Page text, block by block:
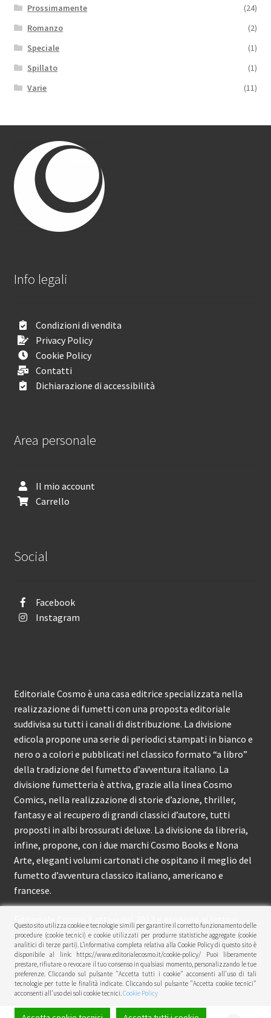
Prossimamente
(24)
Romanzo
(2)
Speciale
(1)
Spillato
(1)
Varie
(11)
Info legali
Condizioni di vendita
Privacy Policy
Cookie Policy
Contatti
Dichiarazione di accessibilità
Area personale
Il mio account
Carrello
Social
Facebook
Instagram
Editoriale Cosmo è una casa editrice specializzata nella
realizzazione di fumetti con una proposta editoriale
suddivisa su tutti i canali di distribuzione. La divisione
edicola propone una serie di periodici stampati in bianco e
nero o a colori e pubblicati nel classico formato “a libro”
della tradizione del fumetto d’avventura italiano. La
divisione fumetteria è attiva, grazie alla linea Cosmo
Comics, nella realizzazione di storie d’azione, thriller,
fantasy e al recupero di grandi classici d’autore, tutti
proposti in albi brossurati deluxe. La divisione da libreria,
infine, propone, con i due marchi Cosmo Books e Nona
Arte, eleganti volumi cartonati che ospitano il meglio del
fumetto d’avventura classico italiano, americano e
francese.
circa 150 pubblicazioni l’anno.
© Editoriale Cosmo 2026
Privacy Policy
Questo sito utilizza cookie e tecnologie simili per garantire il corretto funzionamento delle
procedure (cookie tecnici) e cookie utilizzati per produrre statistiche aggregate (cookie
analitici di terze parti). L’informativa completa relativa alla Cookie Policy di questo sito è
disponibile al link: https://www.editorialecosmo.it/cookie-policy/ Puoi liberamente
prestare, rifiutare o revocare il tuo consenso in qualsiasi momento, personalizzando le tue
preferenze. Cliccando sul pulsante "Accetta tutti i cookie" acconsenti all'uso di tali
tecnologie per tutte le finalità indicate. Cliccando sul pulsante "Accetta cookie tecnici"
acconsenti all'uso dei soli cookie tecnici.Cookie Policy